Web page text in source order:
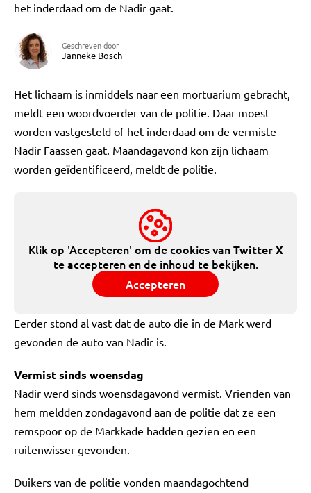
het inderdaad om de Nadir gaat.
Geschreven door
Janneke Bosch
Het lichaam is inmiddels naar een mortuarium gebracht,
meldt een woordvoerder van de politie. Daar moest
worden vastgesteld of het inderdaad om de vermiste
Nadir Faassen gaat. Maandagavond kon zijn lichaam
worden geïdentificeerd, meldt de politie.
Klik op 'Accepteren' om de cookies vanTwitter X
te accepteren en de inhoud te bekijken.
Accepteren
Eerder stond al vast dat de auto die in de Mark werd
gevonden de auto van Nadir is.
Vermist sinds woensdag
Nadir werd sinds woensdagavond vermist. Vrienden van
hem meldden zondagavond aan de politie dat ze een
remspoor op de Markkade hadden gezien en een
ruitenwisser gevonden.
Duikers van de politie vonden maandagochtend